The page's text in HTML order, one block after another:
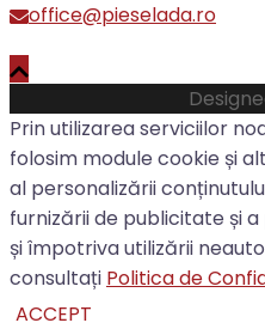
office@pieselada.ro
Prin utilizarea serviciilor
folosim module cookie și
al personalizării
furnizării de publicitate și
și împotriva utilizării
consultați Politica de
ACCEPT